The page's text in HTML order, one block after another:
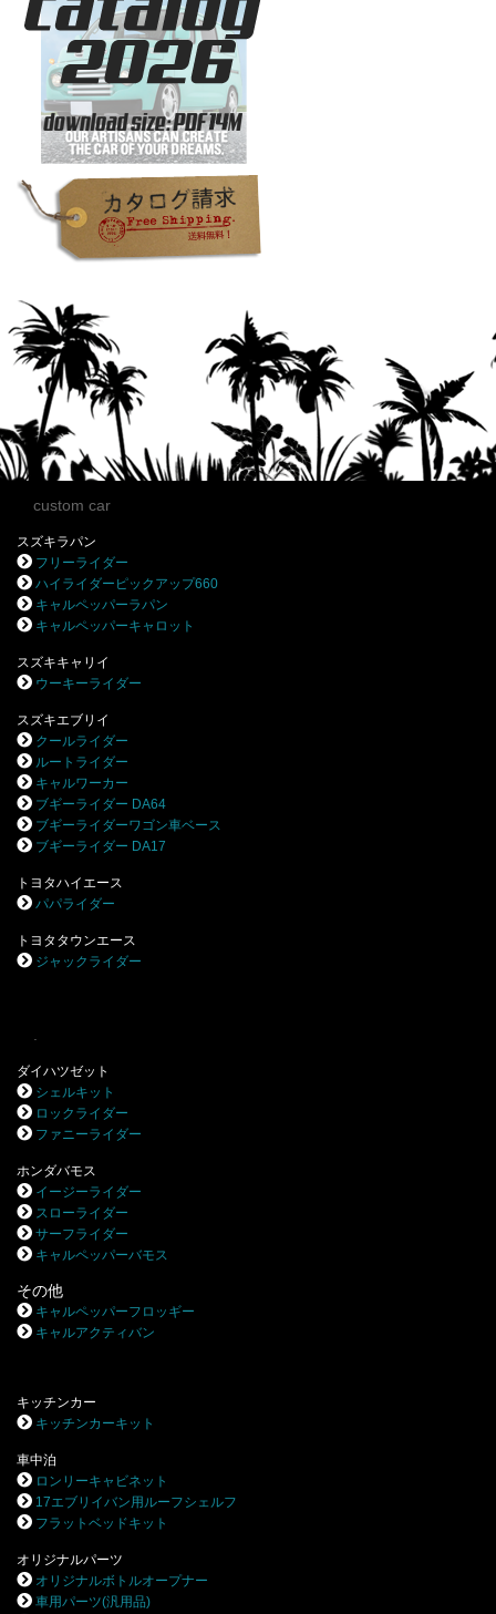
custom car
スズキラパン
フリーライダー
ハイライダーピックアップ660
キャルペッパーラパン
キャルペッパーキャロット
スズキキャリイ
ウーキーライダー
スズキエブリイ
クールライダー
ルートライダー
キャルワーカー
ブギーライダー DA64
ブギーライダーワゴン車ベース
ブギーライダー DA17
トヨタハイエース
パパライダー
トヨタタウンエース
ジャックライダー
ダイハツゼット
シェルキット
ロックライダー
ファニーライダー
ホンダバモス
イージーライダー
スローライダー
サーフライダー
キャルペッパーバモス
その他
キャルペッパーフロッギー
キャルアクティバン
キッチンカー
キッチンカーキット
車中泊
ロンリーキャビネット
17エブリイバン用ルーフシェルフ
フラットベッドキット
オリジナルパーツ
オリジナルボトルオープナー
車用パーツ(汎用品)